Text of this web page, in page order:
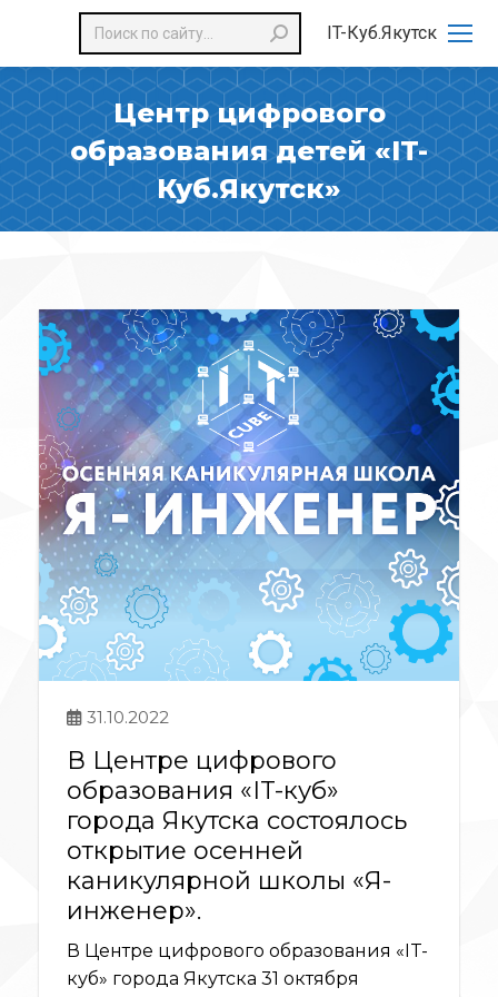
IT-Куб.Якутск
Поиск:
Центр цифрового
образования детей «IT-
Куб.Якутск»
31.10.2022
В Центре цифрового
образования «IT-куб»
города Якутска состоялось
открытие осенней
каникулярной школы «Я-
инженер».
В Центре цифрового образования «IT-
куб» города Якутска 31 октября